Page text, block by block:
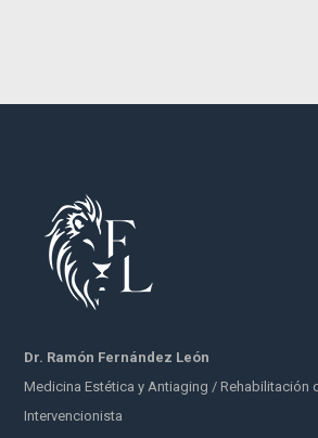
Dr. Ramón Fernández León
Medicina Estética y Antiaging / Rehabilitación
Intervencionista